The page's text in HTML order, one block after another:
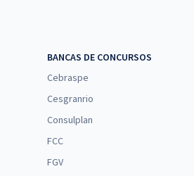
BANCAS DE CONCURSOS
Cebraspe
Cesgranrio
Consulplan
FCC
FGV